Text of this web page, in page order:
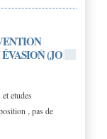
(JO
etudes
, pas de